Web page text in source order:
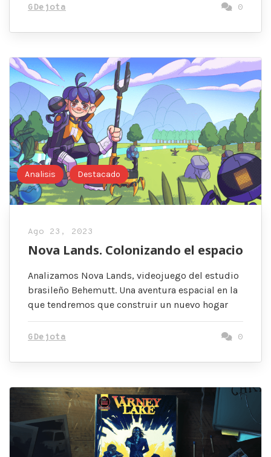
GDejota 0
Analisis Destacado
Ago 23, 2023
Nova Lands. Colonizando el espacio
Analizamos Nova Lands, videojuego del estudio
brasileño Behemutt. Una aventura espacial en la
que tendremos que construir un nuevo hogar
GDejota 0